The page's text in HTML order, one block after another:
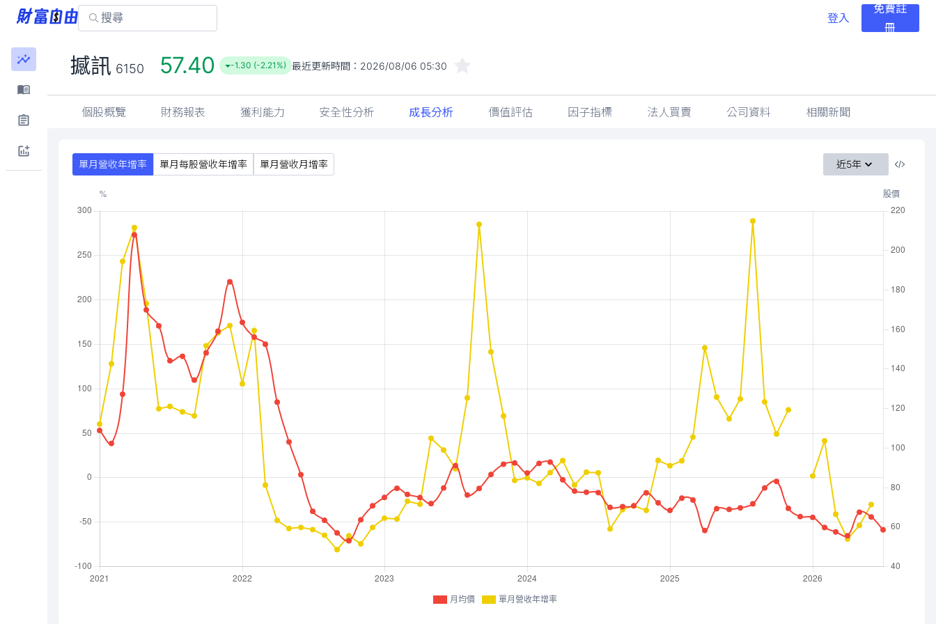
登入
免費註
冊
撼訊 6150 57.40 -1.30 (-2.21%) 最近更新時間： 2026/08/06 05:30
個股概覽 財務報表 獲利能力 安全性分析 成長分析 價值評估 因子指標 法人買賣 公司資料 相關新聞
單月營收年增率 單月每股營收年增率 單月營收月增率 近5年
月均價 單月營收年增率